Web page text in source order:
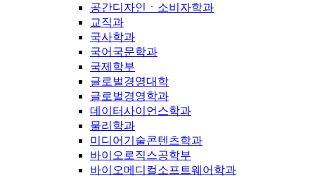
공간디자인ㆍ소비자학과
교직과
국사학과
국어국문학과
국제학부
글로벌경영대학
글로벌경영학과
데이터사이언스학과
물리학과
미디어기술콘텐츠학과
바이오로직스공학부
바이오메디컬소프트웨어학과